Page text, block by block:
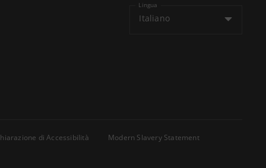
Lingua
Italiano
di Accessibilità
Modern Slavery Statement